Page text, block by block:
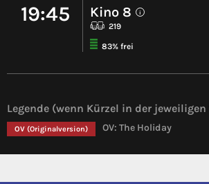
19:45 Kino 8 i
219
83% frei
Legende (wenn Kürzel in der
OV (Originalversion) OV: The Holiday